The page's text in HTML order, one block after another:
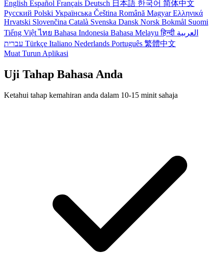
English Español Français Deutsch 日本語 한국어 简体中文
Русский Polski Українська Čeština Română MagyarΕλληνικά
Hrvatski Slovenčina Català Svenska Dansk Norsk Bokmål Suomi
Tiếng Việtไทย Bahasa Indonesia Bahasa Melayuहिन्दी العربية
Türkçe Italiano Nederlands Português 繁體中文
Muat Turun Aplikasi
Uji Tahap Bahasa Anda
Ketahui tahap kemahiran anda dalam 10-15 minit sahaja